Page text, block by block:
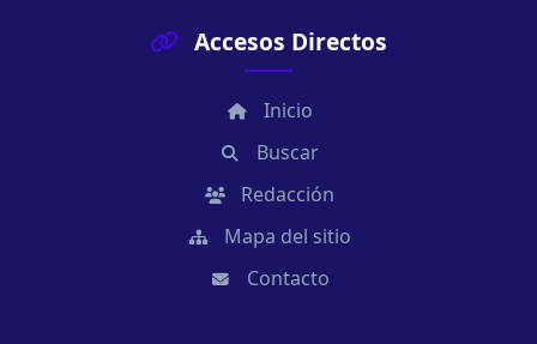
Accesos Directos
Inicio
Buscar
Redacción
Mapa del sitio
Contacto